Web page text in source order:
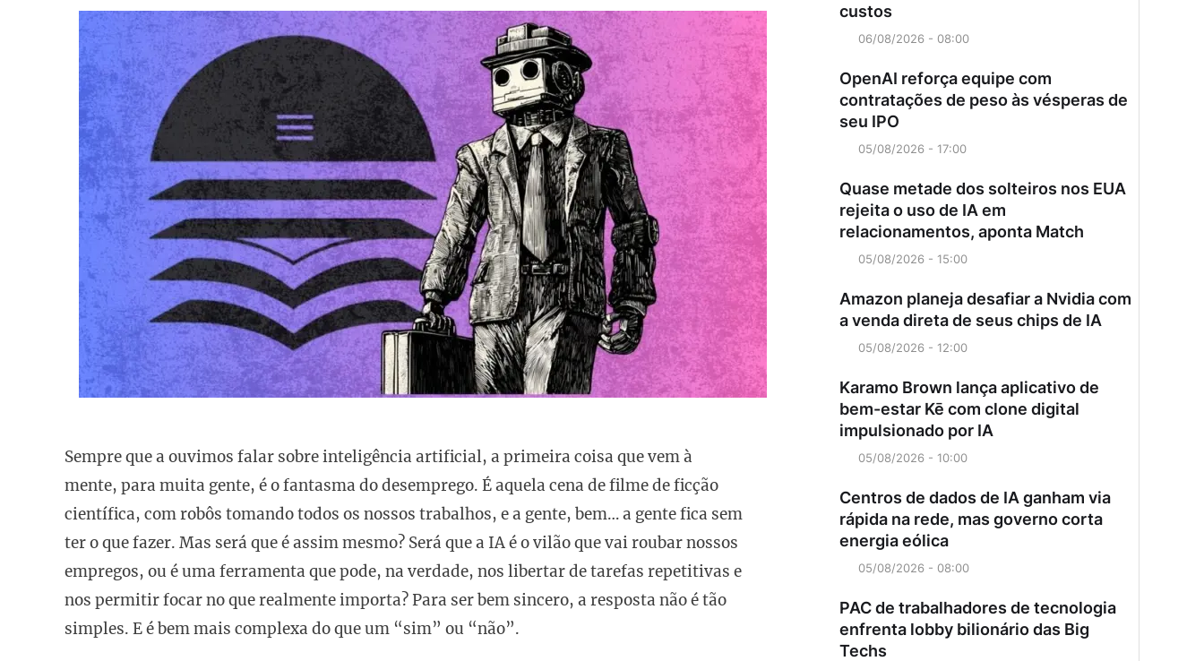
Sempre que a ouvimos falar sobre inteligência artificial, a primeira coisa que vem à
mente, para muita gente, é o fantasma do desemprego. É aquela cena de filme de ficção
científica, com robôs tomando todos os nossos trabalhos, e a gente, bem… a gente fica sem
ter o que fazer. Mas será que é assim mesmo? Será que a IA é o vilão que vai roubar nossos
empregos, ou é uma ferramenta que pode, na verdade, nos libertar de tarefas repetitivas e
nos permitir focar no que realmente importa? Para ser bem sincero, a resposta não é tão
simples. E é bem mais complexa do que um “sim” ou “não”.
custos
06/08/2026 - 08:00
OpenAI reforça equipe com
contratações de peso às vésperas de
seu IPO
05/08/2026 - 17:00
Quase metade dos solteiros nos EUA
rejeita o uso de IA em
relacionamentos, aponta Match
05/08/2026 - 15:00
Amazon planeja desafiar a Nvidia com
a venda direta de seus chips de IA
05/08/2026 - 12:00
Karamo Brown lança aplicativo de
bem-estar Kē com clone digital
impulsionado por IA
05/08/2026 - 10:00
Centros de dados de IA ganham via
rápida na rede, mas governo corta
energia eólica
05/08/2026 - 08:00
PAC de trabalhadores de tecnologia
enfrenta lobby bilionário das Big
Techs